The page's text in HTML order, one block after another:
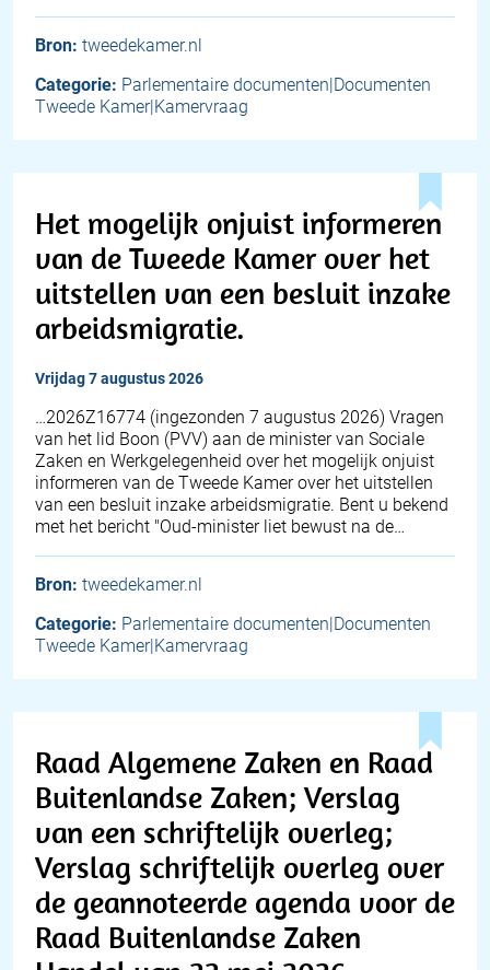
Bron: tweedekamer.nl
Categorie: Parlementaire documenten|Documenten
Tweede Kamer|Kamervraag
Het mogelijk onjuist informeren
van de Tweede Kamer over het
uitstellen van een besluit inzake
arbeidsmigratie.
vrijdag 7 augustus 2026
… 2026Z16774 (ingezonden 7 augustus 2026) Vragen
van het lid Boon (PVV) aan de minister van Sociale
Zaken en Werkgelegenheid over het mogelijk onjuist
informeren van de Tweede Kamer over het uitstellen
van een besluit inzake arbeidsmigratie. Bent u bekend
met het bericht "Oud-minister liet bewust na de…
Bron: tweedekamer.nl
Categorie: Parlementaire documenten|Documenten
Tweede Kamer|Kamervraag
Raad Algemene Zaken en Raad
Buitenlandse Zaken; Verslag
van een schriftelijk overleg;
Verslag schriftelijk overleg over
de geannoteerde agenda voor de
Raad Buitenlandse Zaken